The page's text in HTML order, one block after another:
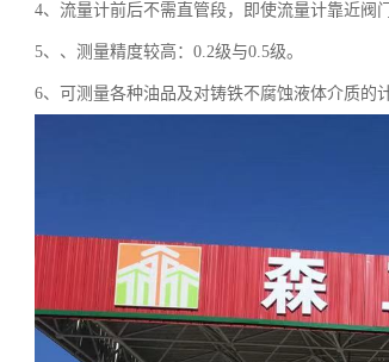
4、流量计前后不需直管段，即使流量计靠近阀
5、、测量精度较高：0.2级与0.5级。
6、可测量各种油品及对铸铁不腐蚀液体介质的计